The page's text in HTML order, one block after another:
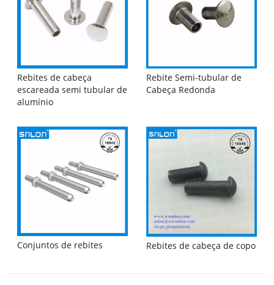
Rebites de cabeça
escareada semi tubular de
alumínio
Rebite Semi-tubular de
Cabeça Redonda
Conjuntos de rebites Rebites de cabeça de copo